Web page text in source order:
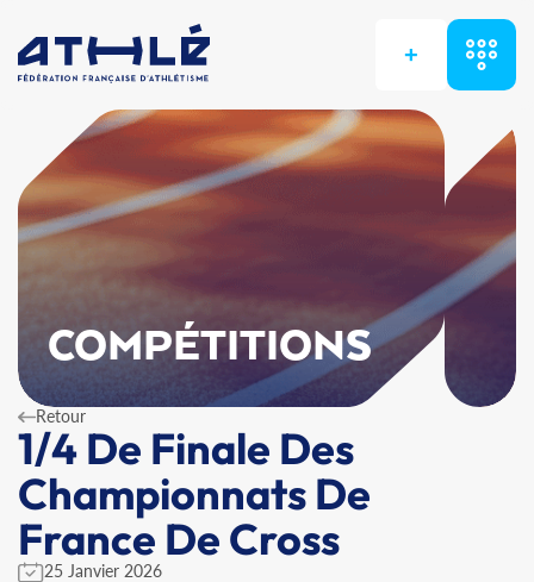
+
COMPÉTITIONS
Retour
1/4 De Finale Des
Championnats De
France De Cross
25 Janvier 2026